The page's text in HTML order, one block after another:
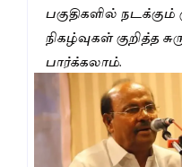
பகுதிகளில் நடக்கும்
நிகழ்வுகள் குறித்த
பார்க்கலாம்.